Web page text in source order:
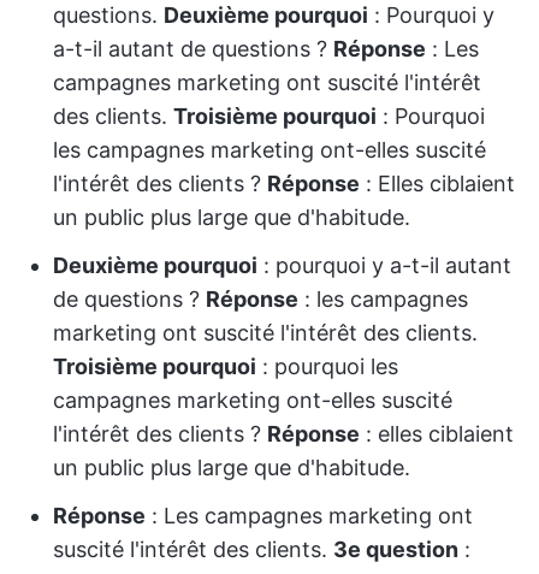
questions. Deuxième pourquoi : Pourquoi y
a-t-il autant de questions ? Réponse : Les
campagnes marketing ont suscité l'intérêt
des clients. Troisième pourquoi : Pourquoi
les campagnes marketing ont-elles suscité
l'intérêt des clients ? Réponse : Elles ciblaient
un public plus large que d'habitude.
Deuxième pourquoi : pourquoi y a-t-il autant
de questions ? Réponse : les campagnes
marketing ont suscité l'intérêt des clients.
Troisième pourquoi : pourquoi les
campagnes marketing ont-elles suscité
l'intérêt des clients ? Réponse : elles ciblaient
un public plus large que d'habitude.
Réponse : Les campagnes marketing ont
suscité l'intérêt des clients. 3e question :